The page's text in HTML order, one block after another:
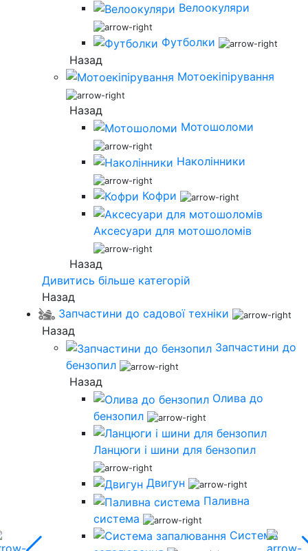
Велоокуляри
Футболки
Назад
Мотоекіпірування
Назад
Мотошоломи
Наколінники
Кофри
Аксесуари для мотошоломів
Назад
Дивитись більше категорій
Назад
Запчастини до садової техніки
Назад
Запчастини до
бензопил
Назад
Олива до
бензопил
Ланцюги і шини для бензопил
Двигун
Паливна
система
Система